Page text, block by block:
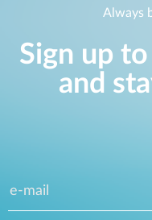
Always
Sign up
and